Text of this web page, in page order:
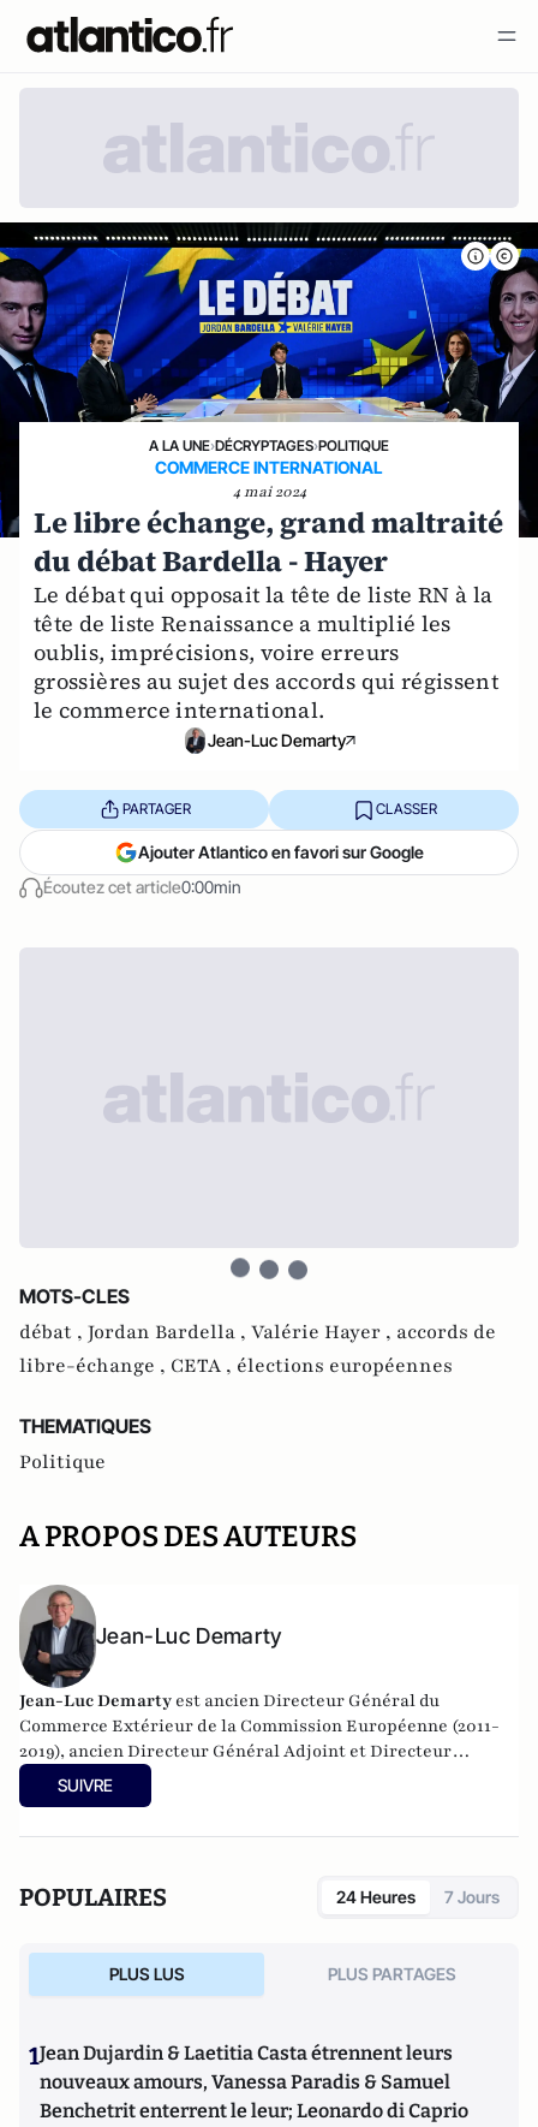
A LA UNE›DÉCRYPTAGES›POLITIQUE
COMMERCE INTERNATIONAL
4 mai 2024
Le libre échange, grand maltraité
du débat Bardella - Hayer
Le débat qui opposait la tête de liste RN à la
tête de liste Renaissance a multiplié les
oublis, imprécisions, voire erreurs
grossières au sujet des accords qui régissent
le commerce international.
Jean-Luc Demarty
Écoutez cet article0:00min
PARTAGER CLASSER
Ajouter Atlantico en favori sur Google
MOTS-CLES
débat , Jordan Bardella , Valérie Hayer , accords de
libre-échange , CETA , élections européennes
THEMATIQUES
Politique
A PROPOS DES AUTEURS
Jean-Luc Demarty
Jean-Luc Demarty est ancien Directeur Général du
Commerce Extérieur de la Commission Européenne (2011-
2019), ancien Directeur Général Adjoint et Directeur
Général de l'Agriculture de la Commission Européenne
(2000-2010) et ancien Conseiller au cabinet de Jacques
SUIVRE
POPULAIRES 24 Heures 7 Jours
PLUS LUS PLUS PARTAGES
1Jean Dujardin & Laetitia Casta étrennent leurs
nouveaux amours, Vanessa Paradis & Samuel
Benchetrit enterrent le leur; Leonardo di Caprio